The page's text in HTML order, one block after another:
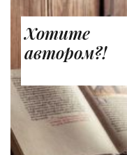
Хотите
автором?!